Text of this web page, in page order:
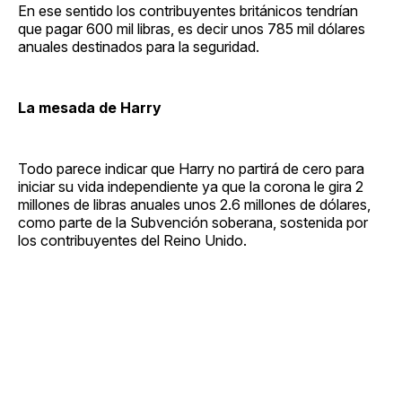
En ese sentido los contribuyentes británicos tendrían
que pagar 600 mil libras, es decir unos 785 mil dólares
anuales destinados para la seguridad.
La mesada de Harry
Todo parece indicar que Harry no partirá de cero para
iniciar su vida independiente ya que la corona le gira 2
millones de libras anuales unos 2.6 millones de dólares,
como parte de la Subvención soberana, sostenida por
los contribuyentes del Reino Unido.